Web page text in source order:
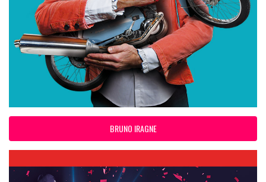
BRUNO IRAGNE